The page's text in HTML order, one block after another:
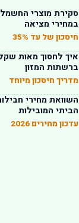
במחירי מציאה
חיסכון של עד 35%
איך לחסוך מאות
ברשתות המזון
מדריך חיסכון מיוחד
השוואת מחירי
הביתי המובילות
עדכון מחירים 2026